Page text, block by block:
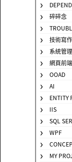
碎碎念
技術寫作
系統管理
網頁前端
OOAD
AI
ENTITY
IIS
SQL
WPF
MY